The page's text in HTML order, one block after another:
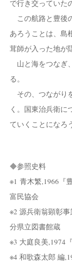
で行き交っていた
この航路と豊後
あろうことは、島
茸師が入った地が
山と海をつなぎ
る。
その、つながり
く。国東治兵衛に
ていくことになろ
◆参照史料
※1 青木繁,1966『
富民協会
※2 源兵衛翁顕彰
分県立図書館蔵
※3 大庭良美,1974
※4 和歌森太郎 編